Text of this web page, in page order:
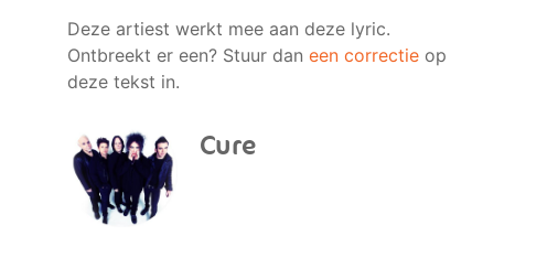
Deze artiest werkt mee aan deze lyric.
Ontbreekt er een? Stuur dan een correctieop
deze tekst in.
Cure